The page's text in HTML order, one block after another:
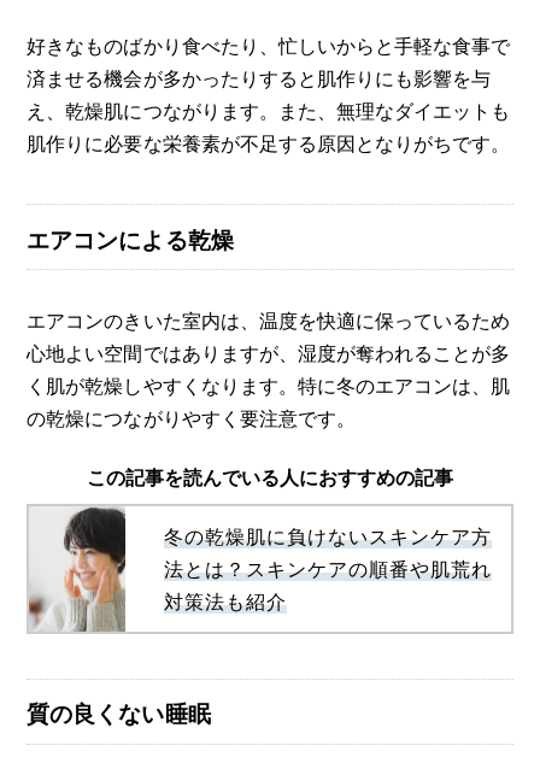
好きなものばかり食べたり、忙しいからと手軽な食事で
済ませる機会が多かったりすると肌作りにも影響を与
え、乾燥肌につながります。また、無理なダイエットも
肌作りに必要な栄養素が不足する原因となりがちです。
エアコンによる乾燥
エアコンのきいた室内は、温度を快適に保っているため
心地よい空間ではありますが、湿度が奪われることが多
く肌が乾燥しやすくなります。特に冬のエアコンは、肌
の乾燥につながりやすく要注意です。
この記事を読んでいる人におすすめの記事
冬の乾燥肌に負けないスキンケア方
法とは？スキンケアの順番や肌荒れ
対策法も紹介
質の良くない睡眠